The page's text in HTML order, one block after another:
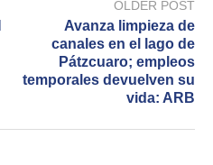
OLDER POST
Avanza limpieza de
canales en el lago de
Pátzcuaro; empleos
temporales devuelven su
vida: ARB